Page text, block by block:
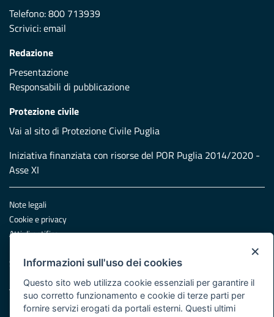
Telefono: 800 713939
Scrivici:email
Redazione
Presentazione
Responsabili di pubblicazione
Protezione civile
Vai al sito di Protezione Civile Puglia
Iniziativa finanziata con risorse del POR Puglia 2014/2020 -
Asse XI
Note legali
Cookie e privacy
Atti di notifica
Servizi Intranet
© Regione Puglia
×
Informazioni sull'uso dei cookies
Questo sito web utilizza cookie essenziali per garantire il
suo corretto funzionamento e cookie di terze parti per
fornire servizi erogati da portali esterni. Questi ultimi